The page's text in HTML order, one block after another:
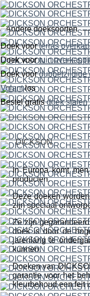
Andere doeksoorten
Doek voorterras
Doek voor
tuin
Doek voor
Volantlos
Bestel gratis doek stalen
DICKSON
In Europa komt
producten.
Deze doeken
zijn speciaal
Ze zijn
doek is door de
jarenlang te
kunnen.
Doeken van
garantie voor het
kleurbehoud een feit